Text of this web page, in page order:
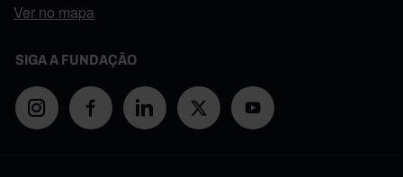
Ver no mapa
SIGA A FUNDAÇÃO